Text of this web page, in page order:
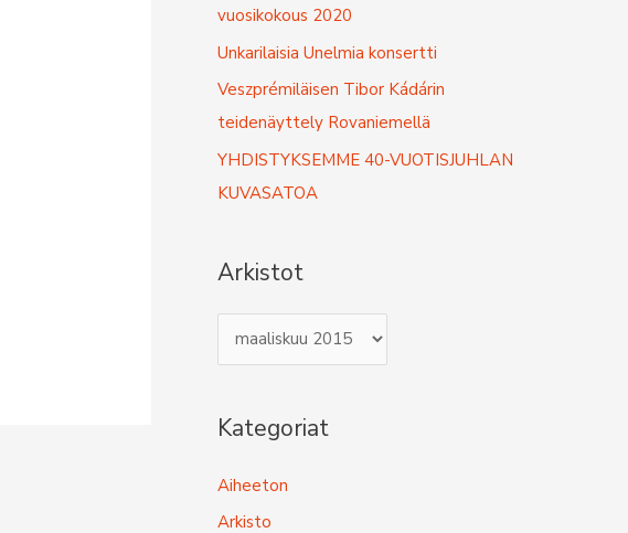
o
r
:
vuosikokous 2020
Unkarilaisia Unelmia konsertti
Veszprémiläisen Tibor Kádárin
teidenäyttely Rovaniemellä
YHDISTYKSEMME 40-VUOTISJUHLAN
KUVASATOA
Arkistot
r
t
o
Kategoriat
Aiheeton
Arkisto